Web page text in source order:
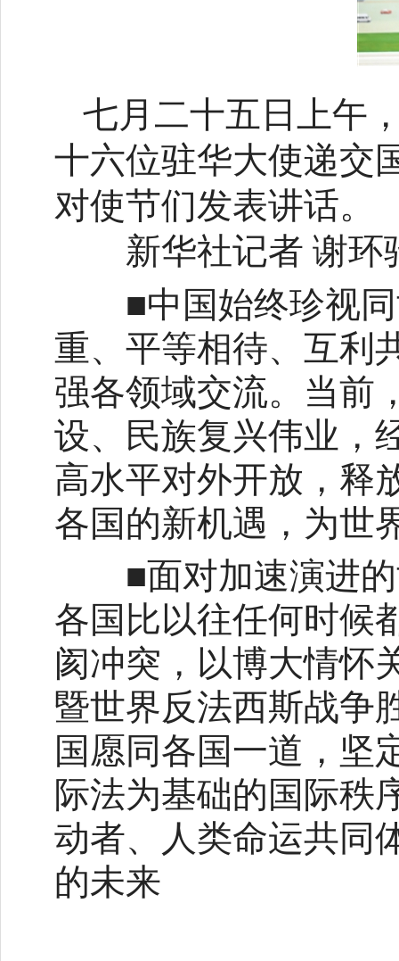
七月二十五日上午
十六位驻华大使递交
对使节们发表讲话。
新华社记者 谢环
■中国始终珍视同
重、平等相待、互利
强各领域交流。当前
设、民族复兴伟业，
高水平对外开放，释
各国的新机遇，为世
■面对加速演进的
各国比以往任何时候
阂冲突，以博大情怀
暨世界反法西斯战争
国愿同各国一道，坚
际法为基础的国际秩
动者、人类命运共同
的未来